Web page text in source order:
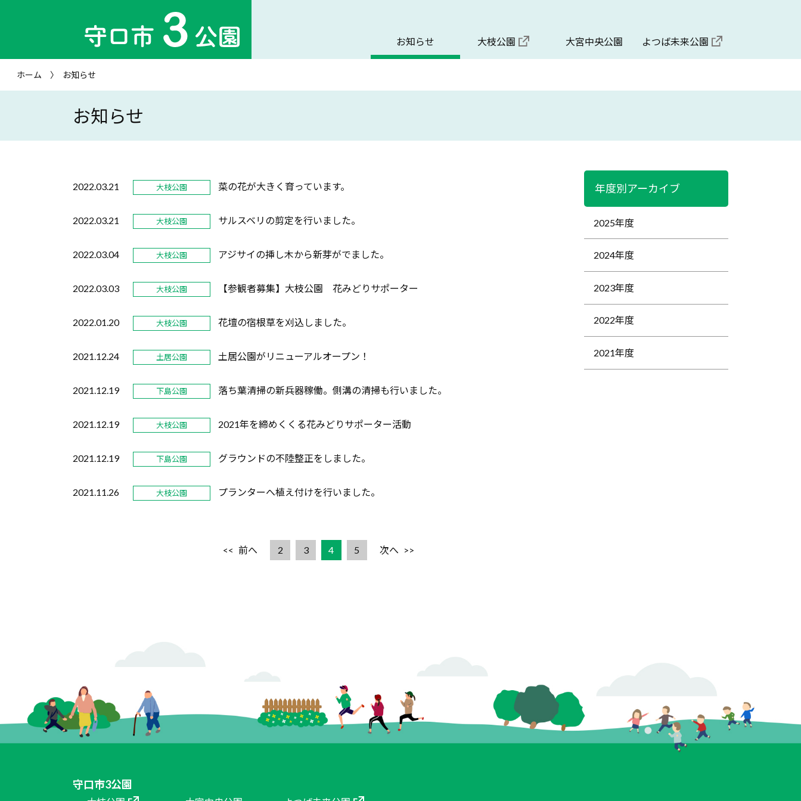
お知らせ 大枝公園 大宮中央公園 よつば未来公園
ホーム お知らせ
お知らせ
2022.03.21 大枝公園 菜の花が大きく育っています。
2022.03.21 大枝公園 サルスベリの剪定を行いました。
2022.03.04 大枝公園 アジサイの挿し木から新芽がでました。
2022.03.03 大枝公園 【参観者募集】大枝公園 花みどりサポーター
2022.01.20 大枝公園 花壇の宿根草を刈込しました。
2021.12.24 土居公園 土居公園がリニューアルオープン！
2021.12.19 下島公園 落ち葉清掃の新兵器稼働。側溝の清掃も行いました。
2021.12.19 大枝公園 2021年を締めくくる花みどりサポーター活動
2021.12.19 下島公園 グラウンドの不陸整正をしました。
2021.11.26 大枝公園 プランターへ植え付けを行いました。
前へ 2 3 4 5 次へ
年度別アーカイブ
2025年度
2024年度
2023年度
2022年度
2021年度
守口市3公園